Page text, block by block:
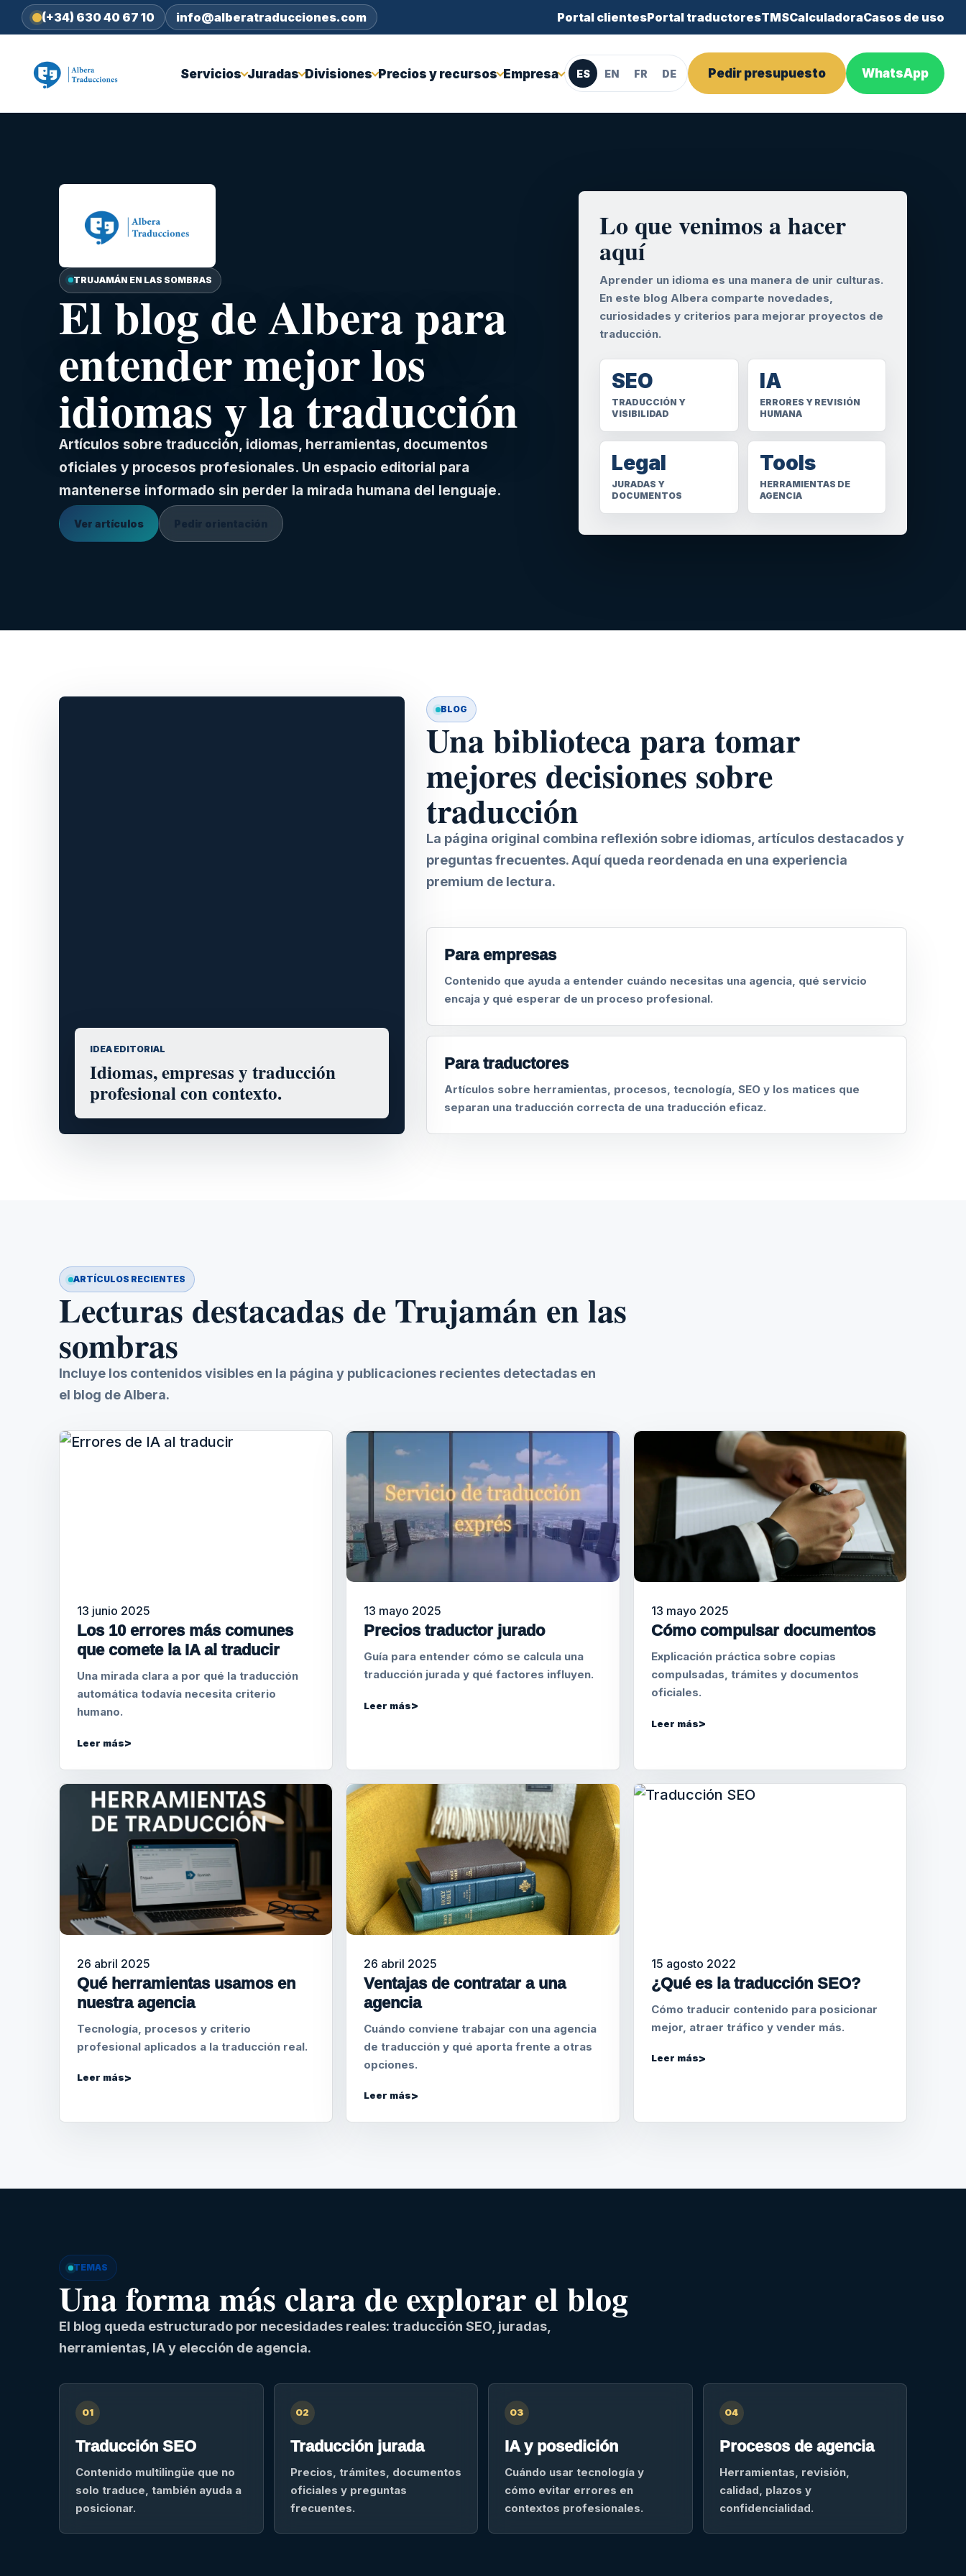
(+34) 630 40 67 10 info@alberatraducciones.com Portal clientesPortal traductoresTMSCalculadoraCasos de uso
Servicios Juradas Divisiones Precios y recursos Empresa ES EN FR DE Pedir presupuesto WhatsApp
TRUJAMÁN EN LAS SOMBRAS
El blog de Albera para
entender mejor los
idiomas y la traducción
Artículos sobre traducción, idiomas, herramientas, documentos
oficiales y procesos profesionales. Un espacio editorial para
mantenerse informado sin perder la mirada humana del lenguaje.
Ver artículos
Lo que venimos a hacer
aquí
Aprender un idioma es una manera de unir culturas.
En este blog Albera comparte novedades,
curiosidades y criterios para mejorar proyectos de
traducción.
SEO
TRADUCCIÓN Y
VISIBILIDAD
IA
ERRORES Y REVISIÓN
HUMANA
Legal
JURADAS Y
DOCUMENTOS
Tools
HERRAMIENTAS DE
AGENCIA
IDEA EDITORIAL
Idiomas, empresas y traducción
profesional con contexto.
BLOG
Una biblioteca para tomar
mejores decisiones sobre
traducción
La página original combina reflexión sobre idiomas, artículos destacados y
preguntas frecuentes. Aquí queda reordenada en una experiencia
premium de lectura.
Para empresas
Contenido que ayuda a entender cuándo necesitas una agencia, qué servicio
encaja y qué esperar de un proceso profesional.
Para traductores
Artículos sobre herramientas, procesos, tecnología, SEO y los matices que
separan una traducción correcta de una traducción eficaz.
ARTÍCULOS RECIENTES
Lecturas destacadas de Trujamán en las
sombras
Incluye los contenidos visibles en la página y publicaciones recientes detectadas en
el blog de Albera.
13 junio 2025
Los 10 errores más comunes
que comete la IA al traducir
Una mirada clara a por qué la traducción
automática todavía necesita criterio
humano.
Leer más
13 mayo 2025
Precios traductor jurado
Guía para entender cómo se calcula una
traducción jurada y qué factores influyen.
Leer más
13 mayo 2025
Cómo compulsar documentos
Explicación práctica sobre copias
compulsadas, trámites y documentos
oficiales.
Leer más
26 abril 2025
Qué herramientas usamos en
nuestra agencia
Tecnología, procesos y criterio
profesional aplicados a la traducción real.
Leer más
26 abril 2025
Ventajas de contratar a una
agencia
Cuándo conviene trabajar con una agencia
de traducción y qué aporta frente a otras
opciones.
Leer más
15 agosto 2022
¿Qué es la traducción SEO?
Cómo traducir contenido para posicionar
mejor, atraer tráfico y vender más.
Leer más
TEMAS
Una forma más clara de explorar el blog
El blog queda estructurado por necesidades reales: traducción SEO, juradas,
herramientas, IA y elección de agencia.
01
Traducción SEO
Contenido multilingüe que no
solo traduce, también ayuda a
posicionar.
02
Traducción jurada
Precios, trámites, documentos
oficiales y preguntas
frecuentes.
03
IA y posedición
Cuándo usar tecnología y
cómo evitar errores en
contextos profesionales.
04
Procesos de agencia
Herramientas, revisión,
calidad, plazos y
confidencialidad.